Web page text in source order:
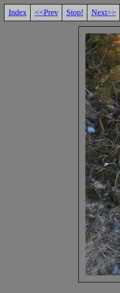
Index <<Prev Stop! Next>>